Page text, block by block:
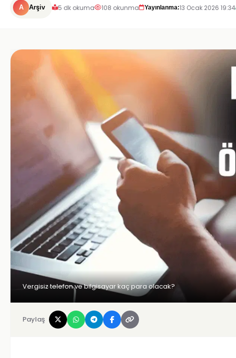
A Arşiv 5 dk okuma 108 okunma Yayınlanma:13 Ocak 2026 19:34
Vergisiz telefon ve bilgisayar kaç para olacak?
Paylaş